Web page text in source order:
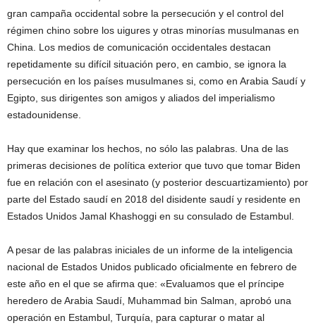
gran campaña occidental sobre la persecución y el control del
régimen chino sobre los uigures y otras minorías musulmanas en
China. Los medios de comunicación occidentales destacan
repetidamente su difícil situación pero, en cambio, se ignora la
persecución en los países musulmanes si, como en Arabia Saudí y
Egipto, sus dirigentes son amigos y aliados del imperialismo
estadounidense.
Hay que examinar los hechos, no sólo las palabras. Una de las
primeras decisiones de política exterior que tuvo que tomar Biden
fue en relación con el asesinato (y posterior descuartizamiento) por
parte del Estado saudí en 2018 del disidente saudí y residente en
Estados Unidos Jamal Khashoggi en su consulado de Estambul.
A pesar de las palabras iniciales de un informe de la inteligencia
nacional de Estados Unidos publicado oficialmente en febrero de
este año en el que se afirma que: «Evaluamos que el príncipe
heredero de Arabia Saudí, Muhammad bin Salman, aprobó una
operación en Estambul, Turquía, para capturar o matar al